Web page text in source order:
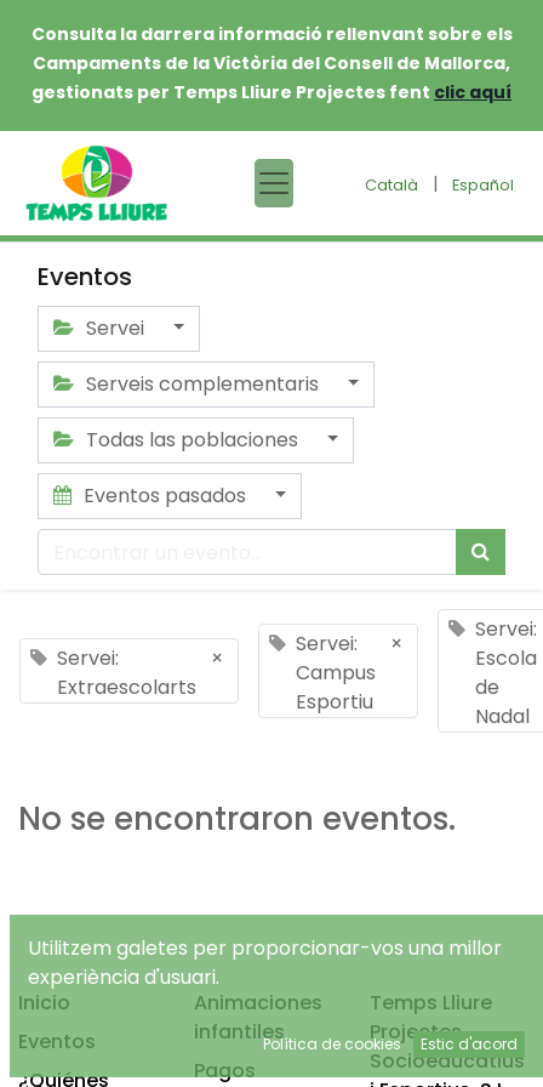
Consulta la darrera informació rellenvant sobre els
Campaments de la Victòria del Consell de Mallorca,
gestionats per Temps Lliure Projectes fent clic aquí
Català | Español
Eventos
Servei
Serveis complementaris
Todas las poblaciones
Eventos pasados
Servei:
Extraescolarts
×
Servei:
Campus
Esportiu
×
Servei:
Escola
de
Nadal
No se encontraron eventos.
Inicio
Eventos
¿Quiénes
Animaciones
infantiles
Pagos
Temps Lliure
Projectes
Socioeducatius
Utilitzem galetes per proporcionar-vos una millor
experiència d'usuari.
Política de cookies Estic d'acord